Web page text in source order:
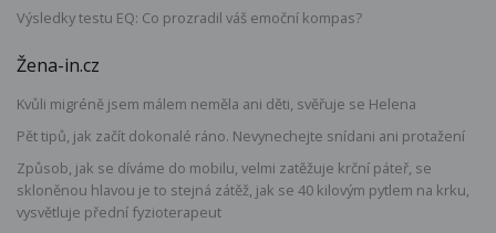
Výsledky testu EQ: Co prozradil váš emoční kompas?
Žena-in.cz
Kvůli migréně jsem málem neměla ani děti, svěřuje se Helena
Pět tipů, jak začít dokonalé ráno. Nevynechejte snídani ani protažení
Způsob, jak se díváme do mobilu, velmi zatěžuje krční páteř, se
skloněnou hlavou je to stejná zátěž, jak se 40 kilovým pytlem na krku,
vysvětluje přední fyzioterapeut